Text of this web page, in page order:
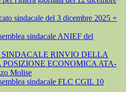
sindacale del 3 dicembre 2025 +
sindacale ANIEF del
RINVIO DELLA
POSIZIONE ECONOMICA ATA-
Molise
sindacale FLC CGIL 10